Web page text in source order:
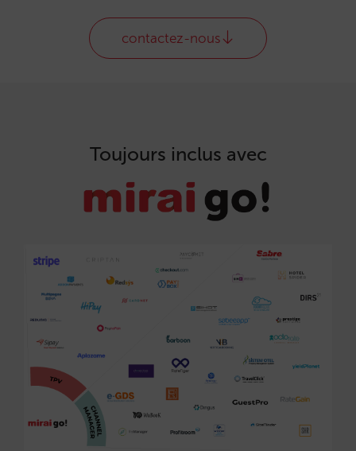
contactez-nous
Toujours inclus avec